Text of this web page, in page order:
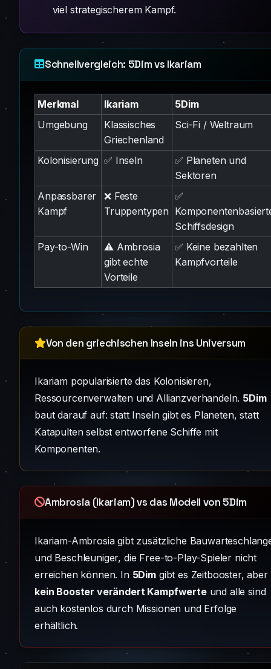
viel strategischerem Kampf.
Schnellvergleich: 5Dim vs Ikariam
Merkmal Ikariam
5Dim
Umgebung
Klassisches
Griechenland
Sci-Fi / Weltraum
Kolonisierung ✅ Inseln
✅ Planeten und
Sektoren
Anpassbarer
Kampf
❌ Feste
Truppentypen
✅
Schiffsdesign
Pay-to-Win
⚠️ Ambrosia
gibt echte
Vorteile
✅ Keine bezahlten
Kampfvorteile
Von den griechischen Inseln ins Universum
Ikariam popularisierte das Kolonisieren,
Ressourcenverwalten und Allianzverhandeln. 5Dim
baut darauf auf: statt Inseln gibt es Planeten, statt
Katapulten selbst entworfene Schiffe mit
Komponenten.
Ambrosia (Ikariam) vs das Modell von 5Dim
Ikariam-Ambrosia gibt zusätzliche
und Beschleuniger, die Free-to-Play-Spieler nicht
erreichen können. In 5Dim gibt es Zeitbooster, aber
kein Booster verändert Kampfwerteund alle sind
auch kostenlos durch Missionen und Erfolge
erhältlich.